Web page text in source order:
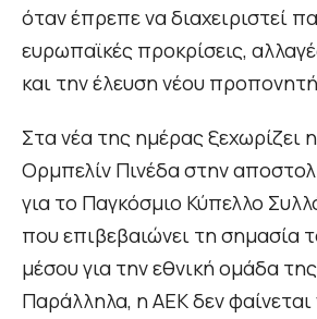
όταν έπρεπε να διαχειριστεί
ευρωπαϊκές προκρίσεις,
και την έλευση νέου
Στα νέα της ημέρας ξεχωρίζει
Ορμπελίν Πινέδα στην
για το Παγκόσμιο Κύπελλο
που επιβεβαιώνει τη σημασία
μέσου για την εθνική ομάδα
Παράλληλα, η ΑΕΚ δεν φαίνεται